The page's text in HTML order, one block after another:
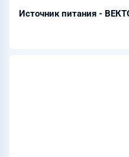
Источник питания -